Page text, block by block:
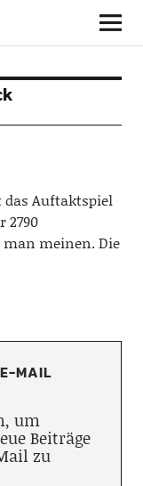
das Auftaktspiel
2790
meinen. Die
MAIL
um
Beiträge
zu